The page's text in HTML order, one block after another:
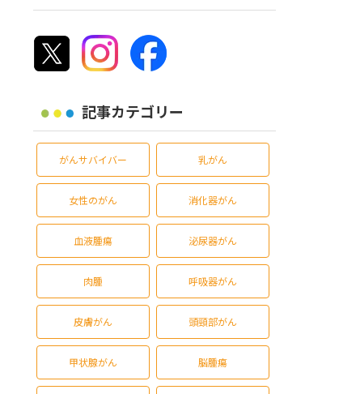
記事カテゴリー
がんサバイバー 乳がん
女性のがん 消化器がん
血液腫瘍 泌尿器がん
肉腫 呼吸器がん
皮膚がん 頭頸部がん
甲状腺がん 脳腫瘍